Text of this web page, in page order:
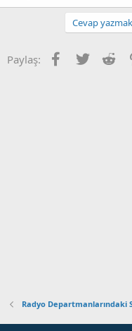
Cevap
Paylaş: Facebook
Twitter
Radyo Departmanlarındaki